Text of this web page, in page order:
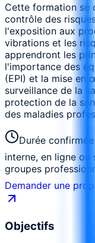
Cette formation se
contrôle des
l'exposition aux
vibrations et les
apprendront les
l'importance des
(EPI) et la mise en
surveillance de la
protection de la
des maladies
Durée
interne, en ligne ou
groupes
Demander une
Objectifs